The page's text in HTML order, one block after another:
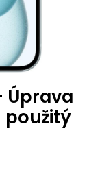
Úprava
použitý